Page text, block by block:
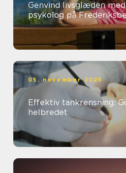
Genvind livsglæden
psykolog på
05. november 2025
Effektiv tankrensning:
helbredet